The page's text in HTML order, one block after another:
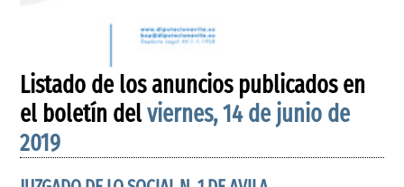
Listado de los anuncios publicados en
el boletín delviernes, 14 de junio de
2019